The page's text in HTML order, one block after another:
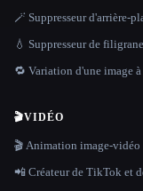
🪄 Suppresseur d'arrière-
💧 Suppresseur de
🔁 Variation d'une image
🎬VIDÉO
🎬 Animation image-vidéo
📲 Créateur de TikTok et